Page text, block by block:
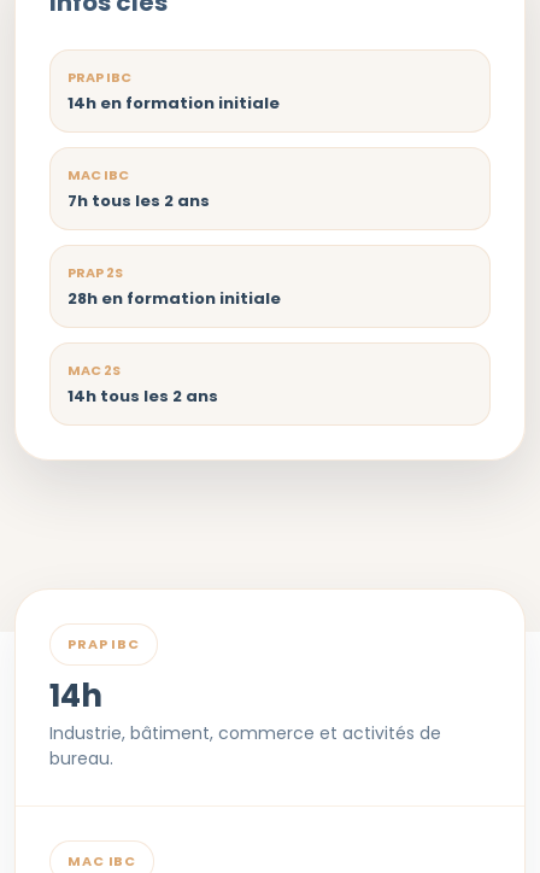
PRAP IBC
14h en formation initiale
MAC IBC
7h tous les 2 ans
PRAP 2S
28h en formation initiale
MAC 2S
14h tous les 2 ans
PRAP IBC
14h
Industrie, bâtiment, commerce et activités de
bureau.
MAC IBC